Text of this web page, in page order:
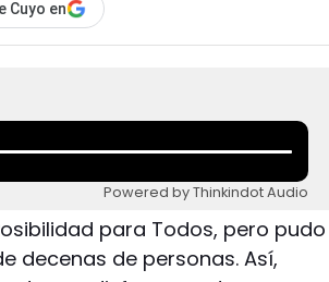
Cuyo en
Powered by Thinkindot Audio
para Todos, pero pudo
decenas de personas. Así,